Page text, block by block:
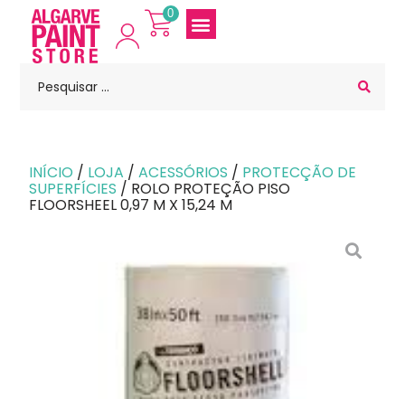
0
INÍCIO / LOJA /ACESSÓRIOS / PROTECÇÃO DE
SUPERFÍCIES / ROLO PROTEÇÃO PISO
FLOORSHEEL 0,97 M X 15,24 M